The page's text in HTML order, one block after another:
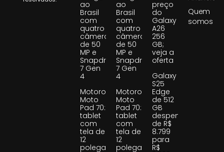
ao
Brasil
com
quatro
câmeras
de 50
MP e
Snapdragon
7 Gen
4
Motorola
Moto
Pad 70:
tablet
com
tela de
12
polegadas
ao
Brasil
com
quatro
câmeras
de 50
MP e
Snapdragon
7 Gen
4
Motorola
Moto
Pad 70:
tablet
com
tela de
12
polegadas
preço
do
Galaxy
A26
256
GB;
veja a
oferta
Galaxy
S25
Edge
de 512
GB
despenca
de R$
8.799
para
R$
Quem
somos